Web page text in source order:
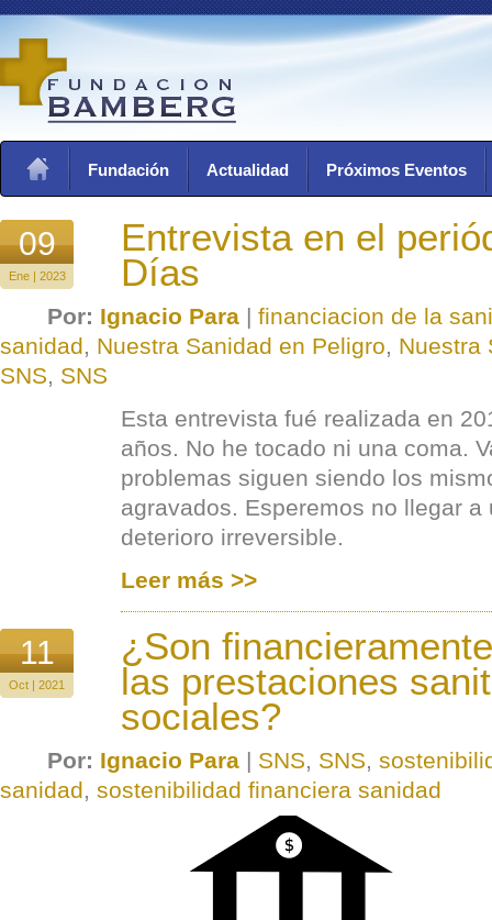
Fundación Actualidad Próximos Eventos
09
Ene | 2023
Entrevista en el
Días
Por: Ignacio Para | financiacion de la
sanidad, Nuestra Sanidad en Peligro, Nuestra
SNS, SNS
Esta entrevista fué realizada en
años. No he tocado ni una coma.
problemas siguen siendo los
agravados. Esperemos no llegar a
deterioro irreversible.
Leer más >>
11
Oct | 2021
¿Son
las prestaciones
sociales?
Por: Ignacio Para | SNS, SNS,
sanidad, sostenibilidad financiera sanidad